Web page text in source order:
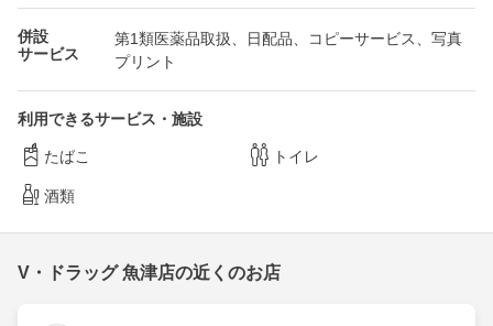
併設
サービス
第1類医薬品取扱、日配品、コピーサービス、写真
プリント
利用できるサービス・施設
たばこ トイレ
酒類
V・ドラッグ 魚津店の近くのお店